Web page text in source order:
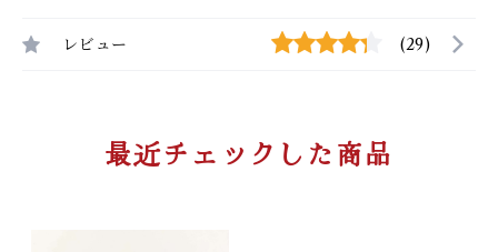
レビュー (29)
最近チェックした商品